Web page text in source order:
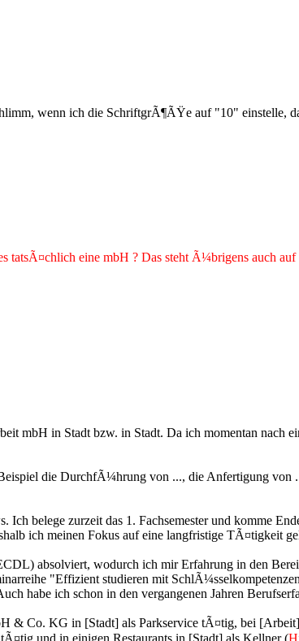
wenn ich die SchriftgrÃ¶ÃŸe auf "10" einstelle,
tatsÃ¤chlich eine mbH ? Das steht Ã¼brigens auch
mbH in Stadt bzw. in Stadt. Da ich momentan nach
die DurchfÃ¼hrung von ..., die Anfertigung von
belege zurzeit das 1. Fachsemester und komme
ich meinen Fokus auf eine langfristige TÃ¤tigkeit
absolviert, wodurch ich mir Erfahrung in den
"Effizient studieren mit
habe ich schon in den vergangenen Jahren
Co. KG in [Stadt] als Parkservice tÃ¤tig, bei